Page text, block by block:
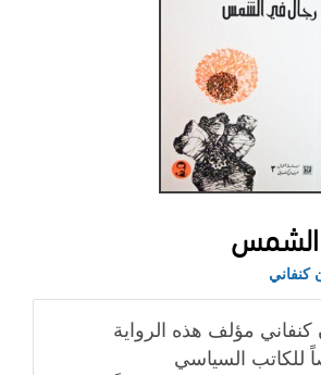
كنفاني
مؤلف هذه الرواية
للكاتب السياسي